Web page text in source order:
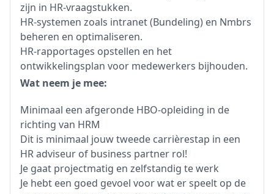
zijn in HR-vraagstukken.
HR-systemen zoals intranet (Bundeling) en Nmbrs
beheren en optimaliseren.
HR-rapportages opstellen en het
ontwikkelingsplan voor medewerkers bijhouden.
Wat neem je mee:
Minimaal een afgeronde HBO-opleiding in de
richting van HRM
Dit is minimaal jouw tweede carrièrestap in een
HR adviseur of business partner rol!
Je gaat projectmatig en zelfstandig te werk
Je hebt een goed gevoel voor wat er speelt op de